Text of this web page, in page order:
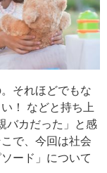
それほどでもな
！ などと持ち上
バカだった」と感
で、今回は社会
ード」について